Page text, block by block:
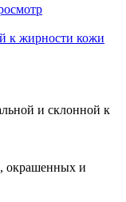
к жирности кожи
и склонной к
окрашенных и